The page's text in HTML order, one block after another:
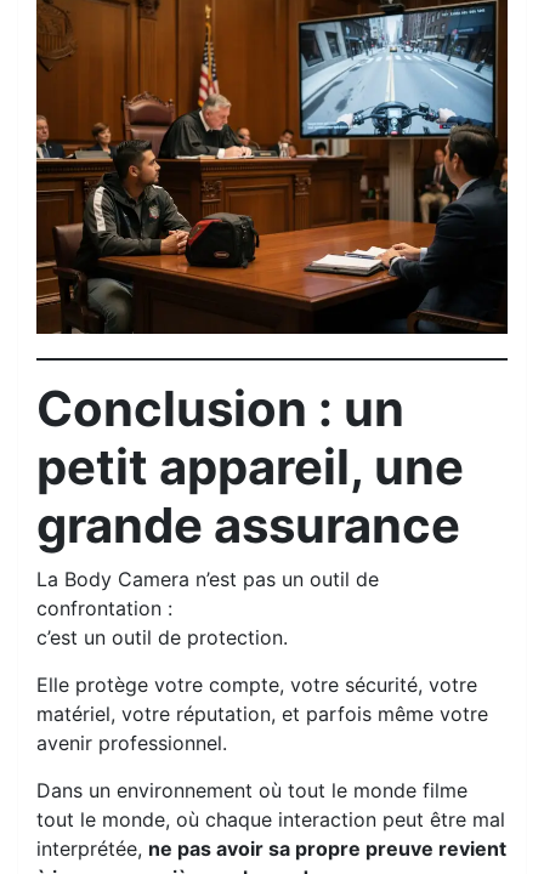
Conclusion : un
petit appareil, une
grande assurance
La Body Camera n’est pas un outil de
confrontation :
c’est un outil de protection.
Elle protège votre compte, votre sécurité, votre
matériel, votre réputation, et parfois même votre
avenir professionnel.
Dans un environnement où tout le monde filme
tout le monde, où chaque interaction peut être mal
interprétée, ne pas avoir sa propre preuve revient